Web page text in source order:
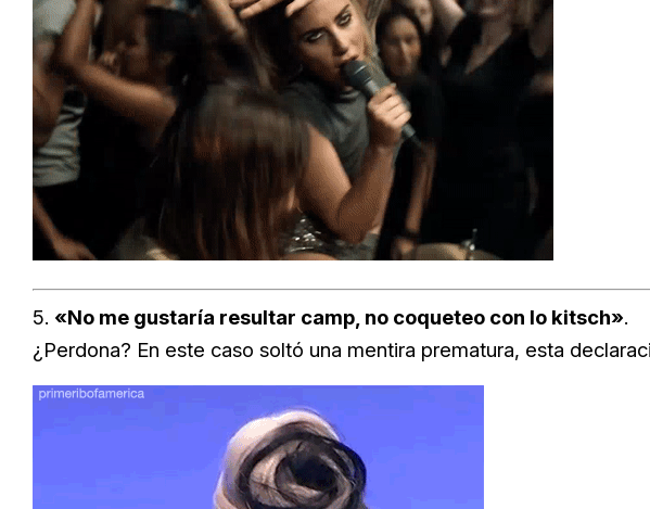
5. «No me gustaría resultar camp, no coqueteo con lo kitsch».
¿Perdona? En este caso soltó una mentira prematura, esta